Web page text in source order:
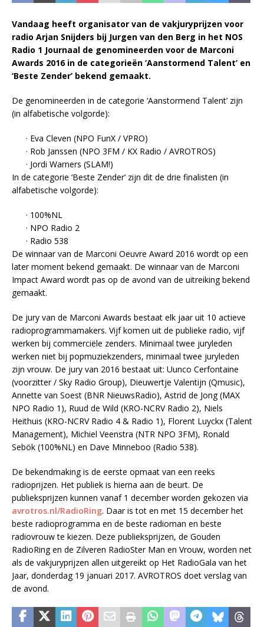
Vandaag heeft organisator van de vakjuryprijzen voor
radio Arjan Snijders bij Jurgen van den Berg in het NOS
Radio 1 Journaal de genomineerden voor de Marconi
Awards 2016 in de categorieën ‘Aanstormend Talent’ en
‘Beste Zender’ bekend gemaakt.
De genomineerden in de categorie ‘Aanstormend Talent’ zijn
(in alfabetische volgorde):
· Eva Cleven (NPO FunX / VPRO)
· Rob Janssen (NPO 3FM / KX Radio / AVROTROS)
· Jordi Warners (SLAM!)
In de categorie ‘Beste Zender’ zijn dit de drie finalisten (in
alfabetische volgorde):
· 100%NL
· NPO Radio 2
· Radio 538
De winnaar van de Marconi Oeuvre Award 2016 wordt op een
later moment bekend gemaakt. De winnaar van de Marconi
Impact Award wordt pas op de avond van de uitreiking bekend
gemaakt.
De jury van de Marconi Awards bestaat elk jaar uit 10 actieve
radioprogrammamakers. Vijf komen uit de publieke radio, vijf
werken bij commerciële zenders. Minimaal twee juryleden
werken niet bij popmuziekzenders, minimaal twee juryleden
zijn vrouw. De jury van 2016 bestaat uit: Uunco Cerfontaine
(voorzitter / Sky Radio Group), Dieuwertje Valentijn (Qmusic),
Annette van Soest (BNR NieuwsRadio), Astrid de Jong (MAX
NPO Radio 1), Ruud de Wild (KRO-NCRV Radio 2), Niels
Heithuis (KRO-NCRV Radio 4 & Radio 1), Florent Luyckx (Talent
Management), Michiel Veenstra (NTR NPO 3FM), Ronald
Sebök (100%NL) en Dave Minneboo (Radio 538).
De bekendmaking is de eerste opmaat van een reeks
radioprijzen. Het publiek is hierna aan de beurt. De
publieksprijzen kunnen vanaf 1 december worden gekozen via
avrotros.nl/RadioRing. Daar is tot en met 15 december het
beste radioprogramma en de beste radioman en beste
radiovrouw te kiezen. Deze publieksprijzen, de Gouden
RadioRing en de Zilveren RadioSter Man en Vrouw, worden net
als de vakjuryprijzen allen uitgereikt op Het RadioGala van het
Jaar, donderdag 19 januari 2017. AVROTROS doet verslag van
de avond.